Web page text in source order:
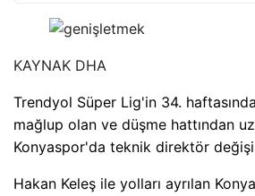
KAYNAK DHA
Trendyol Süper Lig'in 34.
mağlup olan ve düşme hattından
Konyaspor'da teknik direktör
Hakan Keleş ile yolları ayrılan